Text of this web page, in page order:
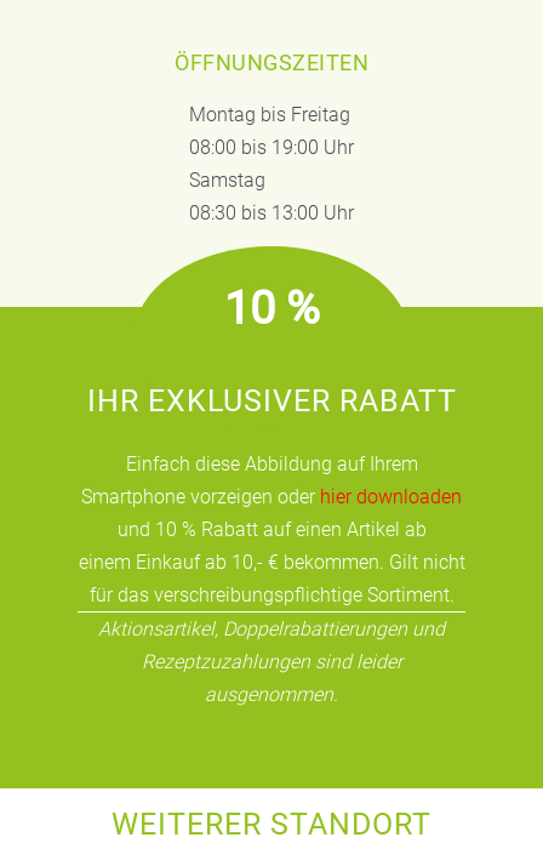
ÖFFNUNGSZEITEN
Montag bis Freitag
08:00 bis 19:00 Uhr
Samstag
08:30 bis 13:00 Uhr
10 %
IHR EXKLUSIVER RABATT
Einfach diese Abbildung auf Ihrem
Smartphone vorzeigen oder hier downloaden
und 10 % Rabatt auf einen Artikel ab
einem Einkauf ab 10,- € bekommen. Gilt nicht
für das verschreibungspflichtige Sortiment.
Aktionsartikel, Doppelrabattierungen und
Rezeptzuzahlungen sind leider
ausgenommen.
WEITERER STANDORT